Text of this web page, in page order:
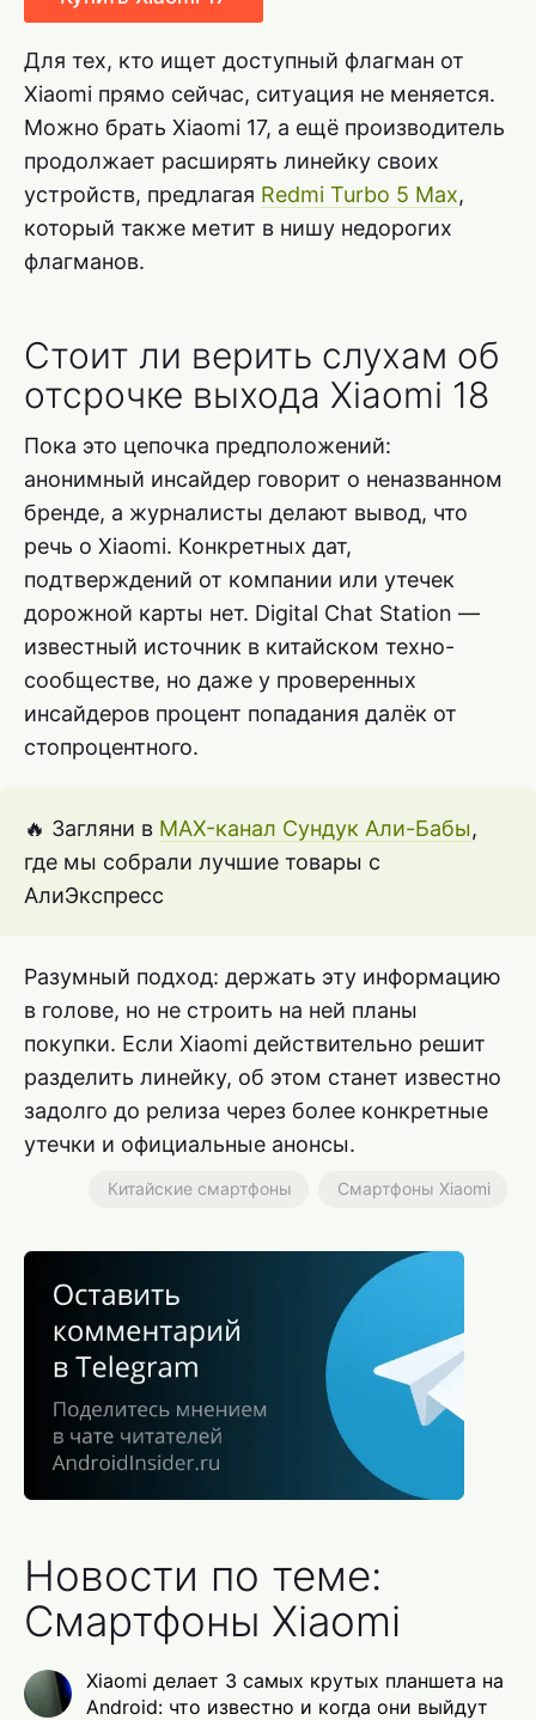
Для тех, кто ищет доступный флагман от
Xiaomi прямо сейчас, ситуация не меняется.
Можно брать Xiaomi 17, а ещё производитель
продолжает расширять линейку своих
устройств, предлагая Redmi Turbo 5 Max,
который также метит в нишу недорогих
флагманов.
Стоит ли верить слухам об
отсрочке выхода Xiaomi 18
Пока это цепочка предположений:
анонимный инсайдер говорит о неназванном
бренде, а журналисты делают вывод, что
речь о Xiaomi. Конкретных дат,
подтверждений от компании или утечек
дорожной карты нет. Digital Chat Station —
известный источник в китайском техно-
сообществе, но даже у проверенных
инсайдеров процент попадания далёк от
стопроцентного.
🔥 Загляни в MAX-канал Сундук Али-Бабы,
где мы собрали лучшие товары с
АлиЭкспресс
Разумный подход: держать эту информацию
в голове, но не строить на ней планы
покупки. Если Xiaomi действительно решит
разделить линейку, об этом станет известно
задолго до релиза через более конкретные
утечки и официальные анонсы.
Китайские смартфоны Смартфоны Xiaomi
Новости по теме:
Смартфоны Xiaomi
Xiaomi делает 3 самых крутых планшета на
Android: что известно и когда они выйдут